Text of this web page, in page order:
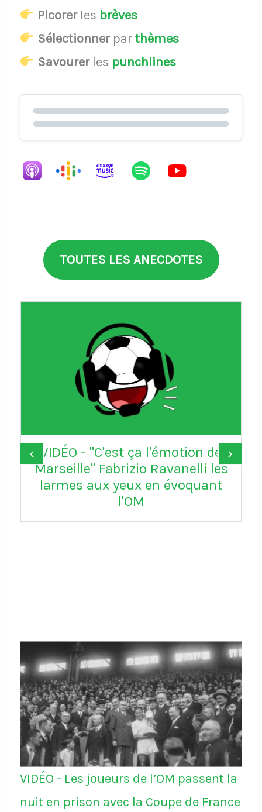
Picorerles brèves
Sélectionnerparthèmes
Savourerles punchlines
TOUTES LES ANECDOTES
VIDÉO - "C'est ça l'émotion de
Marseille" Fabrizio Ravanelli les
larmes aux yeux en évoquant
l'OM
‹ ›
VIDÉO - Les joueurs de l’OM passent la
nuit en prison avec la Coupe de France